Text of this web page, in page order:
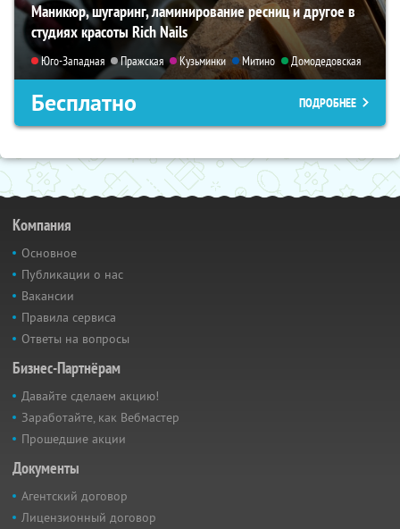
Маникюр, шугаринг, ламинирование ресниц и другое в
студиях красоты Rich Nails
Юго-Западная Пражская Кузьминки Митино Домодедовская
Бесплатно ПОДРОБНЕЕ
Компания
Основное
Публикации о нас
Вакансии
Правила сервиса
Ответы на вопросы
Бизнес-Партнёрам
Давайте сделаем акцию!
Заработайте, как Вебмастер
Прошедшие акции
Документы
Агентский договор
Лицензионный договор